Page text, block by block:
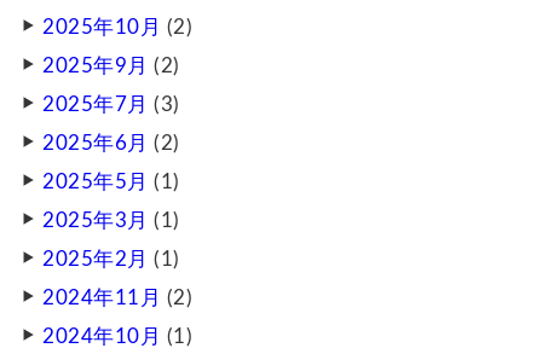
2025年10月 (2)
2025年9月 (2)
2025年7月 (3)
2025年6月 (2)
2025年5月 (1)
2025年3月 (1)
2025年2月 (1)
2024年11月 (2)
2024年10月 (1)